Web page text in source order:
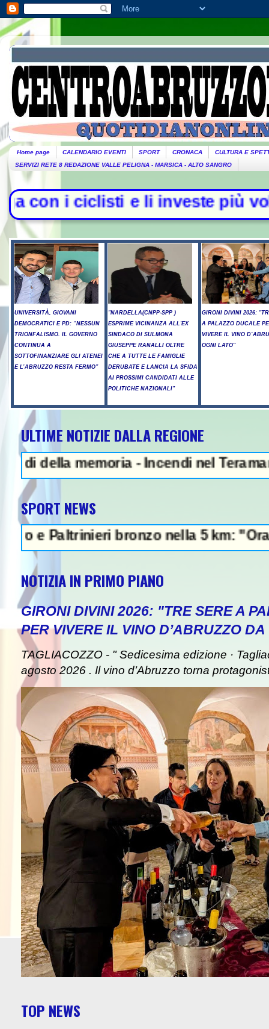
Home page CALENDARIO EVENTI SPORT CRONACA
CULTURA E
SERVIZI RETE 8 REDAZIONE VALLE PELIGNA - MARSICA - ALTO SANGRO
e li investe più volte
UNIVERSITÀ, GIOVANI
DEMOCRATICI E PD: “NESSUN
TRIONFALISMO. IL GOVERNO
CONTINUA A
SOTTOFINANZIARE GLI ATENEI
E L’ABRUZZO RESTA FERMO”
"NARDELLA(CNPP-SPP )
ESPRIME VICINANZA ALL'EX
SINDACO DI SULMONA
GIUSEPPE RANALLI OLTRE
CHE A TUTTE LE FAMIGLIE
DERUBATE E LANCIA LA SFIDA
AI PROSSIMI CANDIDATI ALLE
POLITICHE NAZIONALI"
GIRONI DIVINI 2026:
A PALAZZO DUCALE
VIVERE IL VINO
OGNI LATO"
ULTIME NOTIZIE DALLA REGIONE
memoria - Incendi nel Teramano,
SPORT NEWS
bronzo nella 5 km: "Ora ci
NOTIZIA IN PRIMO PIANO
GIRONI DIVINI 2026: "TRE SERE A
PER VIVERE IL VINO D’ABRUZZO
TAGLIACOZZO - " Sedicesima edizione ·
agosto 2026 . Il vino d’Abruzzo torna
TOP NEWS